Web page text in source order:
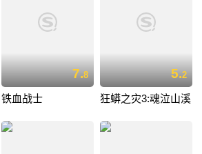
7.8
铁血战士
5.2
狂蟒之灾3:魂泣山溪